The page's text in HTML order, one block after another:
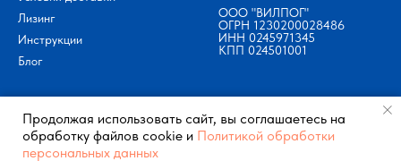
Продолжая использовать сайт, вы соглашаетесь на
обработку файлов cookie и Политикой обработки
персональных данных
Лизинг
Инструкции
Блог
ООО "ВИЛПОГ"
ОГРН 1230200028486
ИНН 0245971345
КПП 024501001